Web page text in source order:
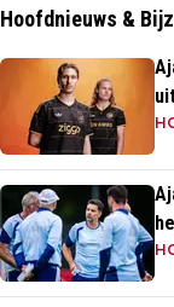
Hoofdnieuws &